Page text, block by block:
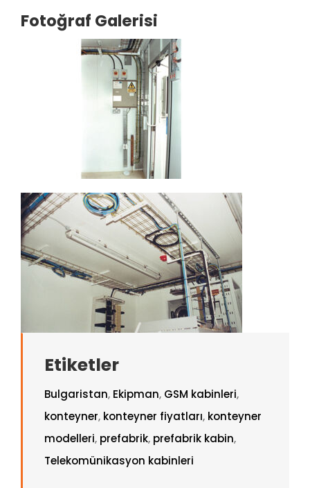
Fotoğraf Galerisi
Etiketler
Bulgaristan, Ekipman, GSM kabinleri,
konteyner, konteyner fiyatları, konteyner
modelleri, prefabrik, prefabrik kabin,
Telekomünikasyon kabinleri